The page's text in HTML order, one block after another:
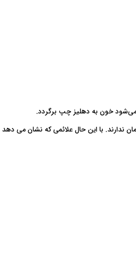
می‌شود خون به دهلیز چپ برگردد.
ندارند. با این حال علائمی که نشان می دهد